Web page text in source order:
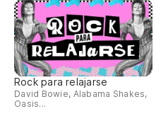
Rock para relajarse
David Bowie, Alabama Shakes,
Oasis...